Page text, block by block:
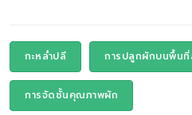
กะหล่ำปลี การปลูกผักบนพื้น
การจัดชั้นคุณภาพผัก